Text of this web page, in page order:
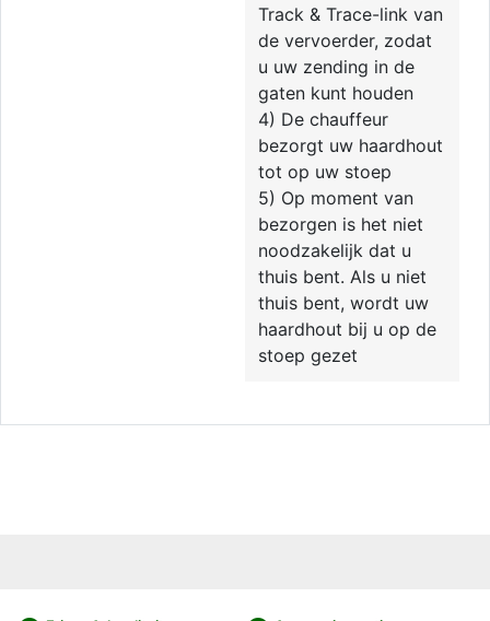
Track & Trace-link van
de vervoerder, zodat
u uw zending in de
gaten kunt houden
4) De chauffeur
bezorgt uw haardhout
tot op uw stoep
5) Op moment van
bezorgen is het niet
noodzakelijk dat u
thuis bent. Als u niet
thuis bent, wordt uw
haardhout bij u op de
stoep gezet